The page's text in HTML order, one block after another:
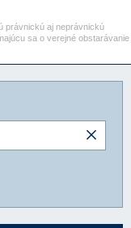
právnickú aj neprávnickú
sa o verejné obstarávanie